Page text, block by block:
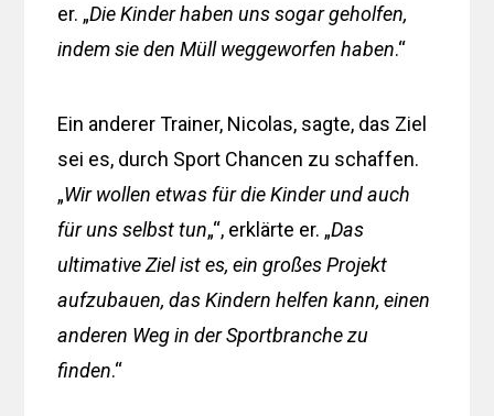
er. „Die Kinder haben uns sogar geholfen,
indem sie den Müll weggeworfen haben.“
Ein anderer Trainer, Nicolas, sagte, das Ziel
sei es, durch Sport Chancen zu schaffen.
„Wir wollen etwas für die Kinder und auch
für uns selbst tun„“, erklärte er. „Das
ultimative Ziel ist es, ein großes Projekt
aufzubauen, das Kindern helfen kann, einen
anderen Weg in der Sportbranche zu
finden.“